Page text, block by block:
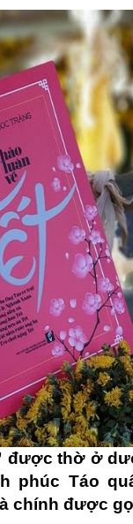
được thờ ở
phúc Táo
chính được